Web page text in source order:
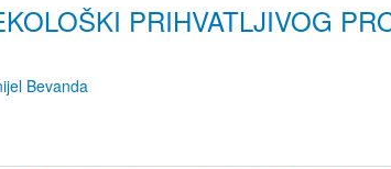
PRIHVATLJIVOG
Bevanda